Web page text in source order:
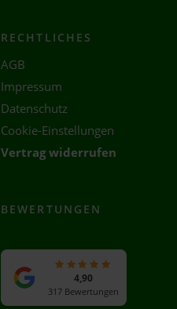
RECHTLICHES
AGB
Impressum
Datenschutz
Cookie-Einstellungen
Vertrag widerrufen
BEWERTUNGEN
4,90
317 Bewertungen